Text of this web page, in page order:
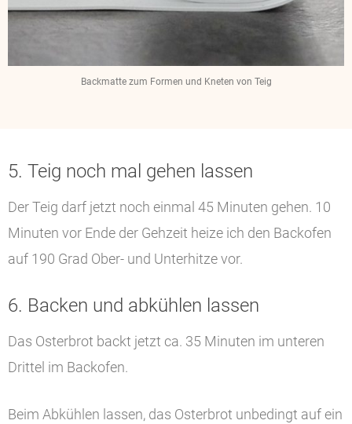
Backmatte zum Formen und Kneten von Teig
5. Teig noch mal gehen lassen
Der Teig darf jetzt noch einmal 45 Minuten gehen. 10
Minuten vor Ende der Gehzeit heize ich den Backofen
auf 190 Grad Ober- und Unterhitze vor.
6. Backen und abkühlen lassen
Das Osterbrot backt jetzt ca. 35 Minuten im unteren
Drittel im Backofen.
Beim Abkühlen lassen, das Osterbrot unbedingt auf ein